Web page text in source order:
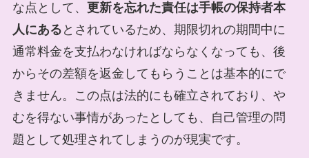
な点として、 更新を忘れた責任は手帳の保持者本
人にある とされているため、期限切れの期間中に
通常料金を支払わなければならなくなっても、後
からその差額を返金してもらうことは基本的にで
きません。この点は法的にも確立されており、や
むを得ない事情があったとしても、自己管理の問
題として処理されてしまうのが現実です。